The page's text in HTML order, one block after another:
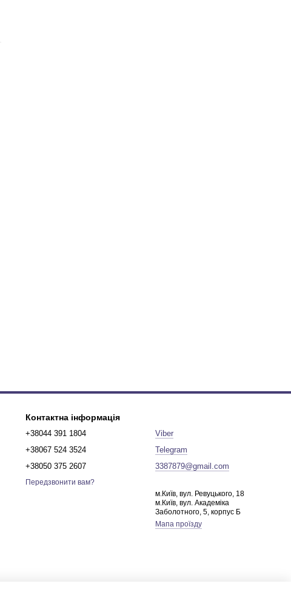
Контактна інформація
+38044 391 1804
+38067 524 3524
+38050 375 2607
Передзвонити вам?
Viber
Telegram
3387879@gmail.com
м.Київ, вул. Ревуцького, 18
м.Київ, вул. Академіка
Заболотного, 5, корпус Б
Мапа проїзду